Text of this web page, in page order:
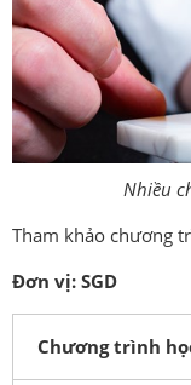
Nhiều
Tham khảo chương
Đơn vị: SGD
Chương trình